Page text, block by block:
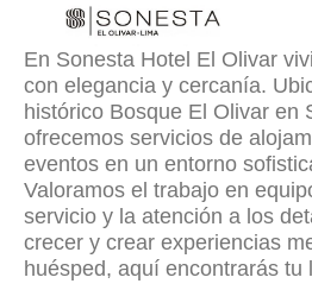
En Sonesta Hotel El Olivar
con elegancia y cercanía.
histórico Bosque El Olivar en
ofrecemos servicios de
eventos en un entorno
Valoramos el trabajo en
servicio y la atención a los
crecer y crear experiencias
huésped, aquí encontrarás tu